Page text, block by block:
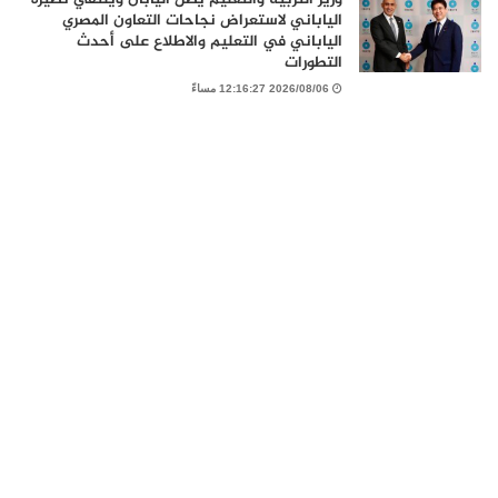
الياباني لاستعراض نجاحات التعاون المصري
الياباني في التعليم والاطلاع على أحدث
التطورات
2026/08/06 12:16:27 مساءً